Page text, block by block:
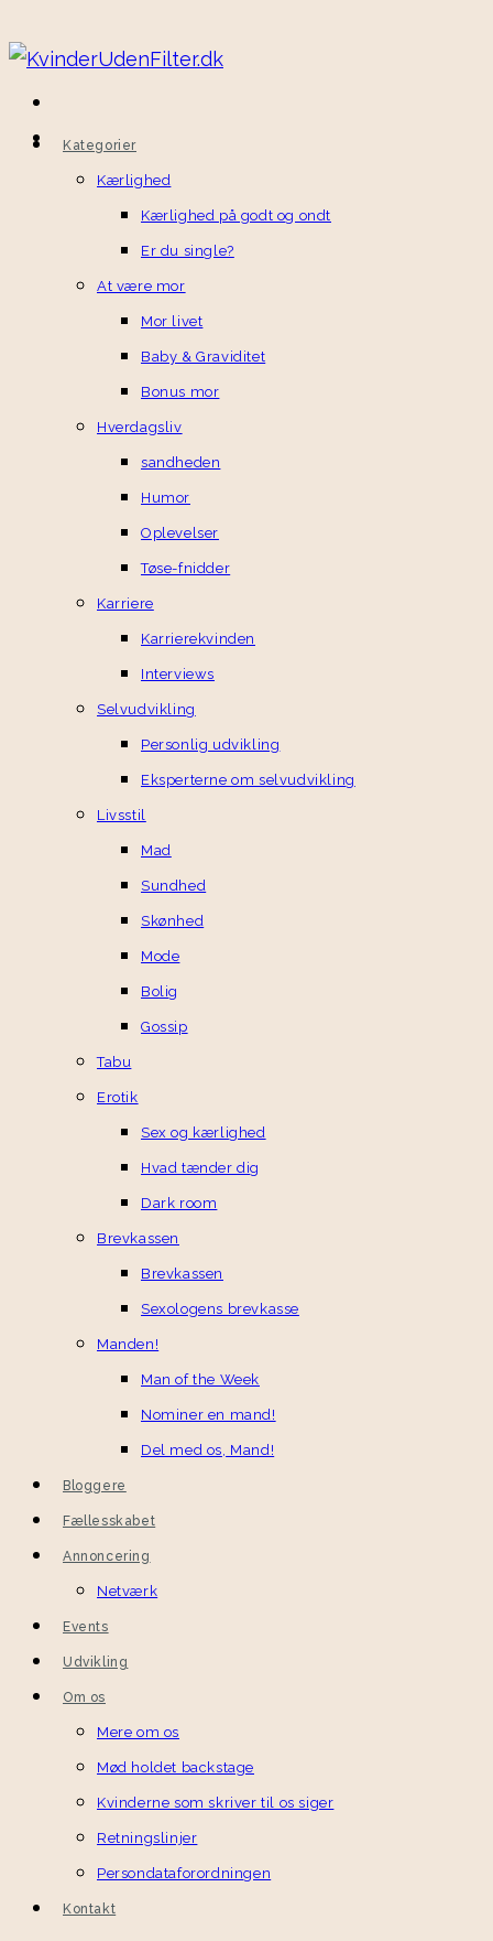
Kategorier
Kærlighed
Kærlighed på godt og ondt
Er du single?
At være mor
Mor livet
Baby & Graviditet
Bonus mor
Hverdagsliv
sandheden
Humor
Oplevelser
Tøse-fnidder
Karriere
Karrierekvinden
Interviews
Selvudvikling
Personlig udvikling
Eksperterne om selvudvikling
Livsstil
Mad
Sundhed
Skønhed
Mode
Bolig
Gossip
Tabu
Erotik
Sex og kærlighed
Hvad tænder dig
Dark room
Brevkassen
Brevkassen
Sexologens brevkasse
Manden!
Man of the Week
Nominer en mand!
Del med os, Mand!
Bloggere
Fællesskabet
Annoncering
Netværk
Events
Udvikling
Om os
Mere om os
Mød holdet backstage
Kvinderne som skriver til os siger
Retningslinjer
Persondataforordningen
Kontakt